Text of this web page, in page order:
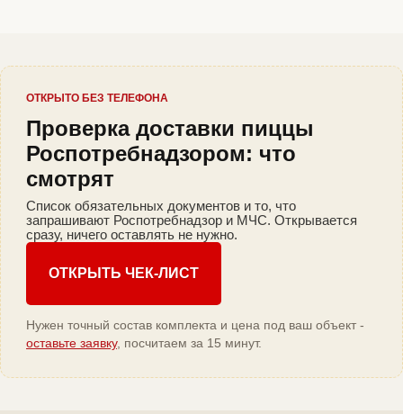
ОТКРЫТО БЕЗ ТЕЛЕФОНА
Проверка доставки пиццы
Роспотребнадзором: что
смотрят
Список обязательных документов и то, что
запрашивают Роспотребнадзор и МЧС. Открывается
сразу, ничего оставлять не нужно.
ОТКРЫТЬ ЧЕК-ЛИСТ
Нужен точный состав комплекта и цена под ваш объект -
оставьте заявку, посчитаем за 15 минут.